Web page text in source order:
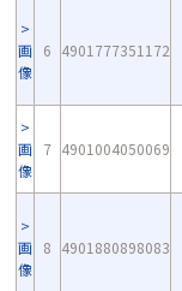
画
像
6 4901777351172
画
像
7 4901004050069
画
像
8 4901880898083